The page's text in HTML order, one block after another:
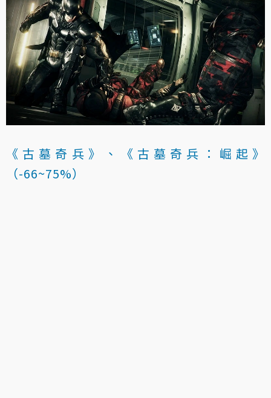
《古墓奇兵》、《古墓奇兵：崛起》
（-66~75%）